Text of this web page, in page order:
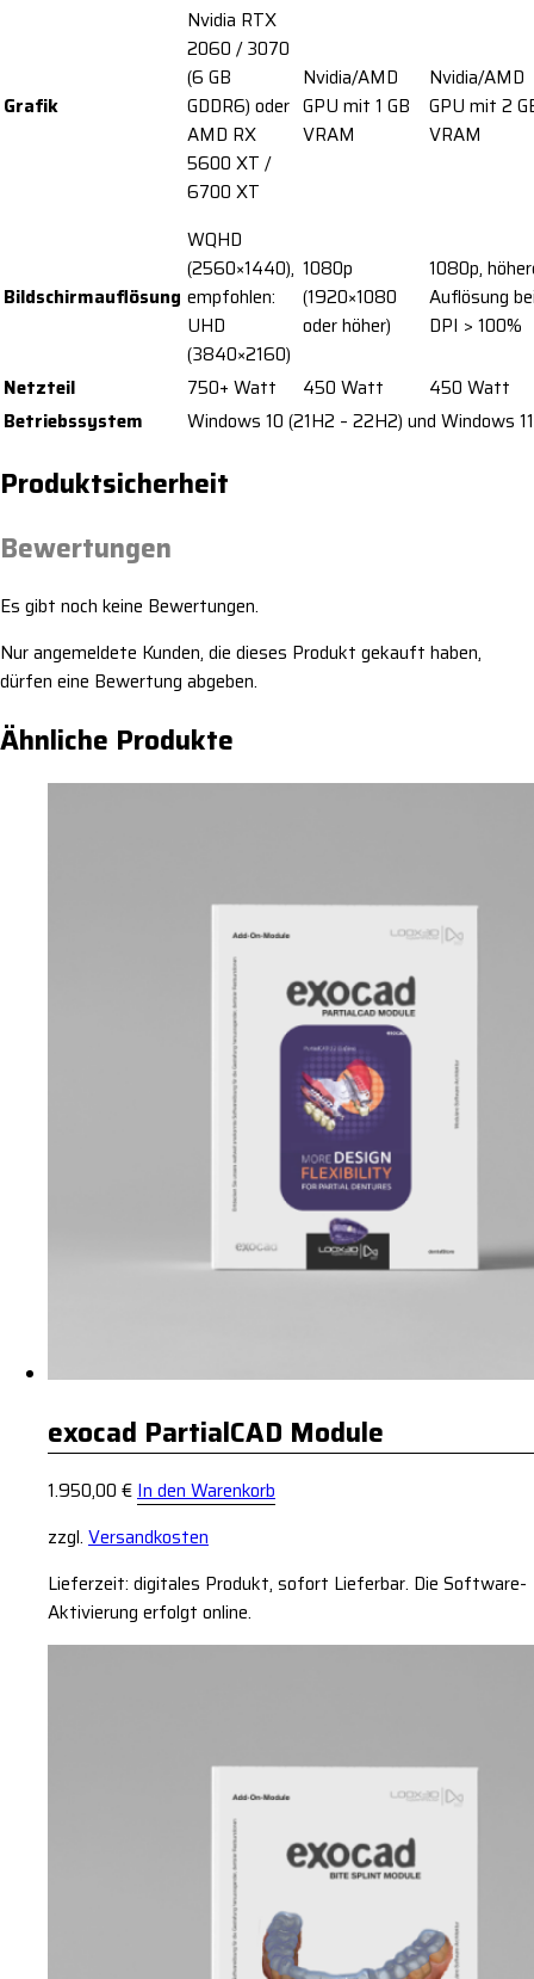
Grafik
Nvidia RTX
2060 / 3070
(6 GB
GDDR6) oder
AMD RX
5600 XT /
6700 XT
Nvidia/AMD
GPU mit 1 GB
VRAM
Nvidia/AMD
GPU mit 2
VRAM
Bildschirmauflösung
WQHD
(2560×1440),
empfohlen:
UHD
(3840×2160)
1080p
(1920×1080
oder höher)
1080p,
Auflösung
DPI > 100%
Netzteil 750+ Watt 450 Watt
450 Watt
Betriebssystem
Windows 10 (21H2 – 22H2) und Windows
Produktsicherheit
Bewertungen
Es gibt noch keine Bewertungen.
Nur angemeldete Kunden, die dieses Produkt gekauft haben,
dürfen eine Bewertung abgeben.
Ähnliche Produkte
exocad PartialCAD Module
1.950,00 € In den Warenkorb
zzgl. Versandkosten
Lieferzeit: digitales Produkt, sofort Lieferbar. Die Software-
Aktivierung erfolgt online.